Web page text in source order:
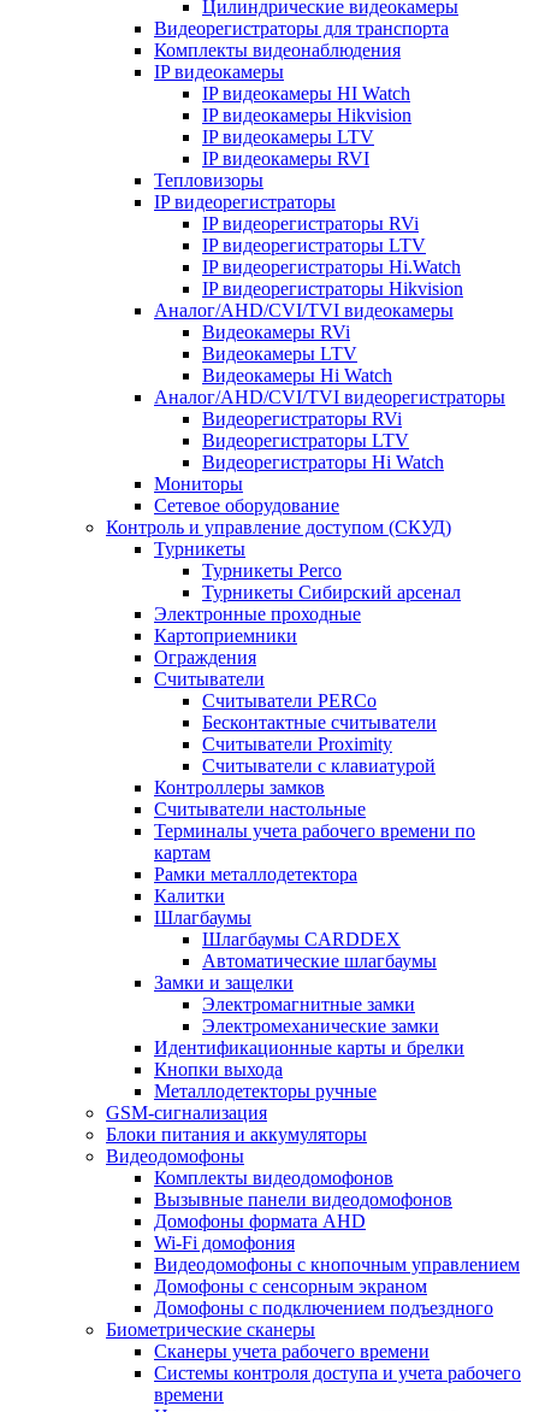
Цилиндрические видеокамеры
Видеорегистраторы для транспорта
Комплекты видеонаблюдения
IP видеокамеры
IP видеокамеры HI Watch
IP видеокамеры Hikvision
IP видеокамеры LTV
IP видеокамеры RVI
Тепловизоры
IP видеорегистраторы
IP видеорегистраторы RVi
IP видеорегистраторы LTV
IP видеорегистраторы Hi.Watch
IP видеорегистраторы Hikvision
Аналог/AHD/CVI/TVI видеокамеры
Видеокамеры RVi
Видеокамеры LTV
Видеокамеры Hi Watch
Аналог/AHD/CVI/TVI видеорегистраторы
Видеорегистраторы RVi
Видеорегистраторы LTV
Видеорегистраторы Hi Watch
Мониторы
Сетевое оборудование
Контроль и управление доступом (СКУД)
Турникеты
Турникеты Perco
Турникеты Сибирский арсенал
Электронные проходные
Картоприемники
Ограждения
Считыватели
Считыватели PERCo
Бесконтактные считыватели
Считыватели Proximity
Считыватели с клавиатурой
Контроллеры замков
Считыватели настольные
Терминалы учета рабочего времени по
картам
Рамки металлодетектора
Калитки
Шлагбаумы
Шлагбаумы CARDDEX
Автоматические шлагбаумы
Замки и защелки
Электромагнитные замки
Электромеханические замки
Идентификационные карты и брелки
Кнопки выхода
Металлодетекторы ручные
GSM-сигнализация
Блоки питания и аккумуляторы
Видеодомофоны
Комплекты видеодомофонов
Вызывные панели видеодомофонов
Домофоны формата AHD
Wi-Fi домофония
Видеодомофоны с кнопочным управлением
Домофоны с сенсорным экраном
Домофоны с подключением подъездного
Биометрические сканеры
Сканеры учета рабочего времени
Системы контроля доступа и учета рабочего
времени